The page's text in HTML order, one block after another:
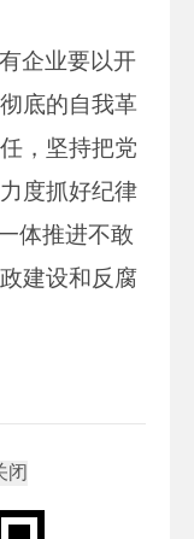
企业要以开
底的自我革
，坚持把党
度抓好纪律
体推进不敢
建设和反腐